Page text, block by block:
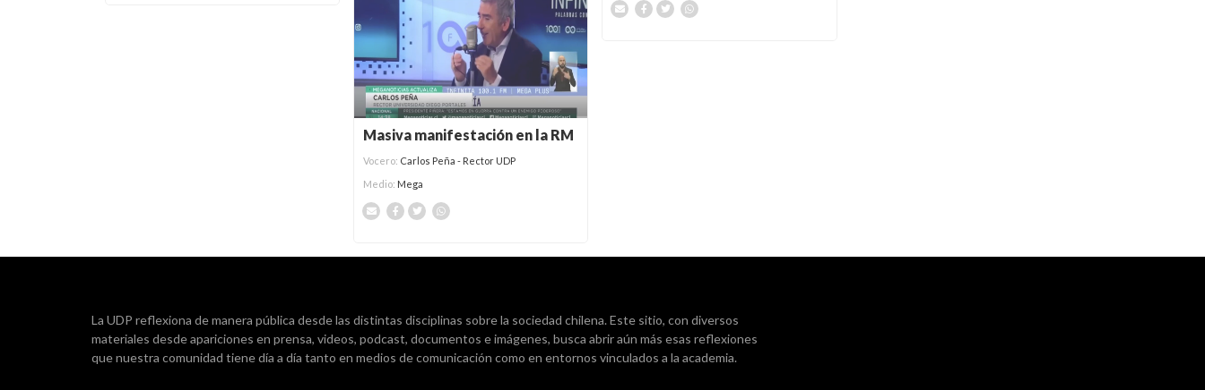
Masiva manifestación en la RM
Vocero: Carlos Peña - Rector UDP
Medio: Mega
La UDP reflexiona de manera pública desde las distintas disciplinas sobre la sociedad chilena. Este sitio, con diversos
materiales desde apariciones en prensa, videos, podcast, documentos e imágenes, busca abrir aún más esas reflexiones
que nuestra comunidad tiene día a día tanto en medios de comunicación como en entornos vinculados a la academia.